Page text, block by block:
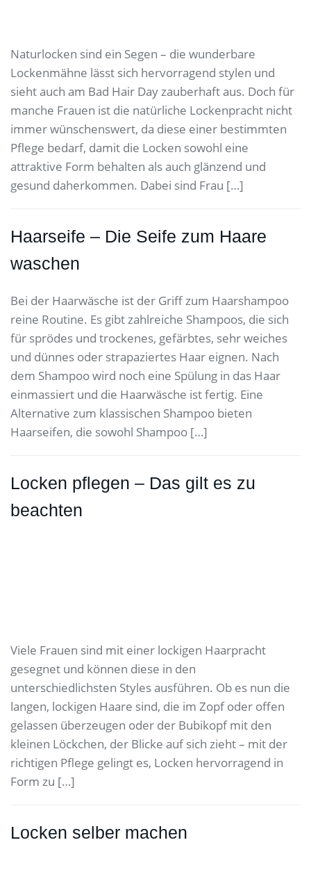
Naturlocken sind ein Segen – die wunderbare
Lockenmähne lässt sich hervorragend stylen und
sieht auch am Bad Hair Day zauberhaft aus. Doch für
manche Frauen ist die natürliche Lockenpracht nicht
immer wünschenswert, da diese einer bestimmten
Pflege bedarf, damit die Locken sowohl eine
attraktive Form behalten als auch glänzend und
gesund daherkommen. Dabei sind Frau […]
Haarseife – Die Seife zum Haare
waschen
Bei der Haarwäsche ist der Griff zum Haarshampoo
reine Routine. Es gibt zahlreiche Shampoos, die sich
für sprödes und trockenes, gefärbtes, sehr weiches
und dünnes oder strapaziertes Haar eignen. Nach
dem Shampoo wird noch eine Spülung in das Haar
einmassiert und die Haarwäsche ist fertig. Eine
Alternative zum klassischen Shampoo bieten
Haarseifen, die sowohl Shampoo […]
Locken pflegen – Das gilt es zu
beachten
Viele Frauen sind mit einer lockigen Haarpracht
gesegnet und können diese in den
unterschiedlichsten Styles ausführen. Ob es nun die
langen, lockigen Haare sind, die im Zopf oder offen
gelassen überzeugen oder der Bubikopf mit den
kleinen Löckchen, der Blicke auf sich zieht – mit der
richtigen Pflege gelingt es, Locken hervorragend in
Form zu […]
Locken selber machen